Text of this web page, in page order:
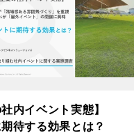
社内イベント実態】
待する効果とは？